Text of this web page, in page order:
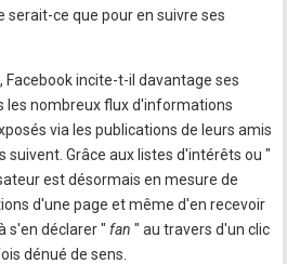
serait-ce que pour en suivre ses
Facebook incite-t-il davantage ses
les nombreux flux d'informations
via les publications de leurs amis
suivent. Grâce aux listes d'intérêts ou "
est désormais en mesure de
d'une page et même d'en recevoir
s'en déclarer " fan" au travers d'un clic
dénué de sens.